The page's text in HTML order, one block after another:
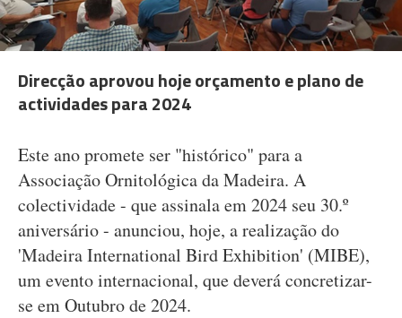
Direcção aprovou hoje orçamento e plano de
actividades para 2024
Este ano promete ser "histórico" para a
Associação Ornitológica da Madeira. A
colectividade - que assinala em 2024 seu 30.º
aniversário - anunciou, hoje, a realização do
'Madeira International Bird Exhibition' (MIBE),
um evento internacional, que deverá concretizar-
se em Outubro de 2024.